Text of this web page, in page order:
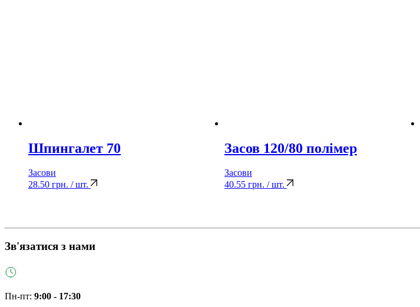
Шпингалет 70
Засови
28.50 грн. / шт.
Засов 120/80 полімер
Засови
40.55 грн. / шт.
Зв'язатися з нами
Пн-пт: 9:00 - 17:30